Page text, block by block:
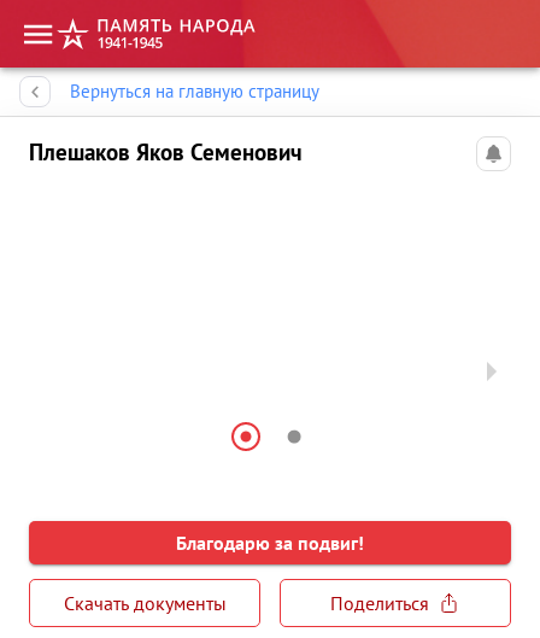
Вернуться на главную страницу
Плешаков Яков Семенович
Благодарю за подвиг!
Скачать документы
Поделиться
Память народа